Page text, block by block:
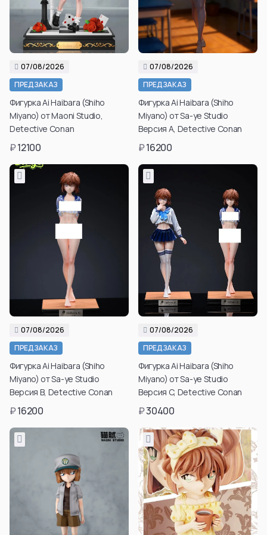
Aura
Himmel
Yubel
Fern / Фрирен
Friren
Marcille Donato
Смотреть все
Hyskoa / Хисока
Meruem
Hisoka Morou
Alluka Zoldyck
Isaac Netero
Смотреть все
Смотреть все
07/08/2026
ПРЕДЗАКАЗ
Фигурка Ai Haibara (Shiho
Miyano) от Maoni Studio,
Detective Conan
₽12100
07/08/2026
ПРЕДЗАКАЗ
Фигурка Ai Haibara (Shiho
Miyano) от Sa-ye Studio
Версия A, Detective Conan
₽16200
07/08/2026
ПРЕДЗАКАЗ
Фигурка Ai Haibara (Shiho
Miyano) от Sa-ye Studio
Версия B, Detective Conan
₽16200
07/08/2026
ПРЕДЗАКАЗ
Фигурка Ai Haibara (Shiho
Miyano) от Sa-ye Studio
Версия C, Detective Conan
₽30400